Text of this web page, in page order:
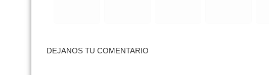
DEJANOS TU COMENTARIO